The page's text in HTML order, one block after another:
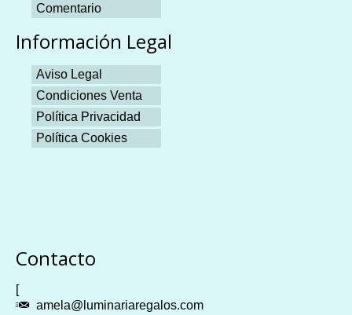
Comentario
Información Legal
Aviso Legal
Condiciones Venta
Política Privacidad
Política Cookies
Contacto
[
amela@luminariaregalos.com